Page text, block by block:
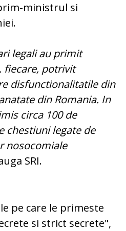
ministrul si
legali au primit
fiecare, potrivit
disfunctionalitatile din
din Romania. In
circa 100 de
chestiuni legate de
nosocomiale
SRI.
pe care le primeste
si strict secrete",